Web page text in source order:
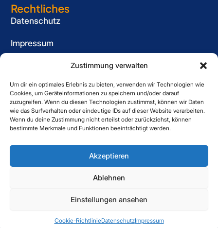
Zustimmung verwalten
Um dir ein optimales Erlebnis zu bieten, verwenden wir Technologien wie
Cookies, um Geräteinformationen zu speichern und/oder darauf
zuzugreifen. Wenn du diesen Technologien zustimmst, können wir Daten
wie das Surfverhalten oder eindeutige IDs auf dieser Website verarbeiten.
Wenn du deine Zustimmung nicht erteilst oder zurückziehst, können
bestimmte Merkmale und Funktionen beeinträchtigt werden.
Akzeptieren
Ablehnen
Einstellungen ansehen
Cookie-RichtlinieDatenschutzImpressum
Rechtliches
Datenschutz
Impressum
Cookie-Richtlinie (EU)
Informationspflicht
für Bewerber
Kontakt
Striewe Zeitarbeit GmbH
05021 6080060